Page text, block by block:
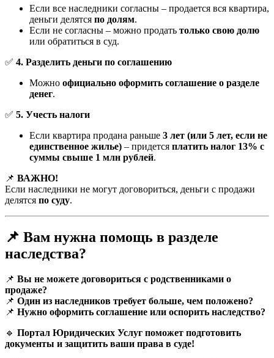
Если все наследники согласны – продается вся квартира,
деньги делятся по долям.
Если не согласны – можно продать только свою долю
или обратиться в суд.
✅ 4. Разделить деньги по соглашению
Можно официально оформить соглашение о разделе
денег.
✅ 5. Учесть налоги
Если квартира продана раньше 3 лет (или 5 лет, если не
единственное жилье) – придется платить налог 13% с
суммы свыше 1 млн рублей.
📌 ВАЖНО!
Если наследники не могут договориться, деньги с продажи
делятся по суду.
📌 Вам нужна помощь в разделе
наследства?
📌 Вы не можете договориться с родственниками о
продаже?
📌 Один из наследников требует больше, чем положено?
📌 Нужно оформить соглашение или оспорить наследство?
🔹 Портал Юридических Услуг поможет подготовить
документы и защитить ваши права в суде!